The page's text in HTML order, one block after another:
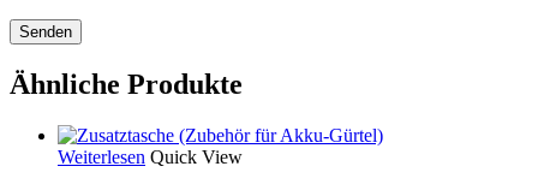
Ähnliche Produkte
Weiterlesen Quick View